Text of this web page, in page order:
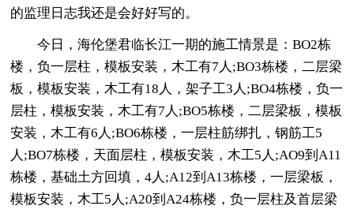
的监理日志我还是会好好写的。
今日，海伦堡君临长江一期的施工情景是：BO2栋
楼，负一层柱，模板安装，木工有7人;BO3栋楼，二层梁
板，模板安装，木工有18人，架子工3人;BO4栋楼，负一
层柱，模板安装，木工有7人;BO5栋楼，二层梁板，模板
安装，木工有6人;BO6栋楼，一层柱筋绑扎，钢筋工5
人;BO7栋楼，天面层柱，模板安装，木工5人;AO9到A11
栋楼，基础土方回填，4人;A12到A13栋楼，一层梁板，
模板安装，木工5人;A20到A24栋楼，负一层柱及首层梁